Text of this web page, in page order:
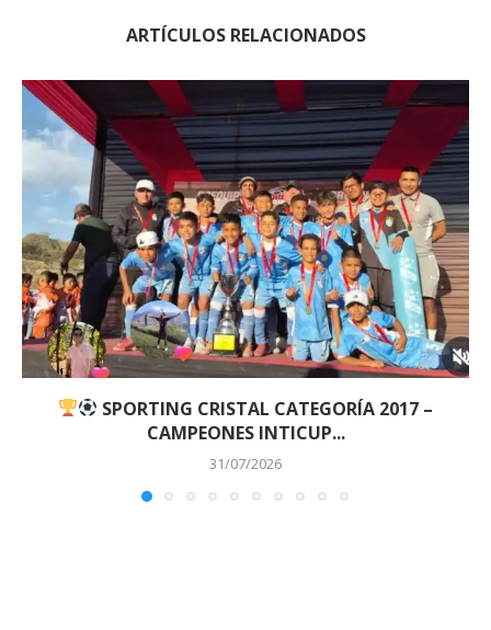
ARTÍCULOS RELACIONADOS
SPORTING CRISTAL CATEGORÍA 2017 –
CAMPEONES INTICUP...
31/07/2026